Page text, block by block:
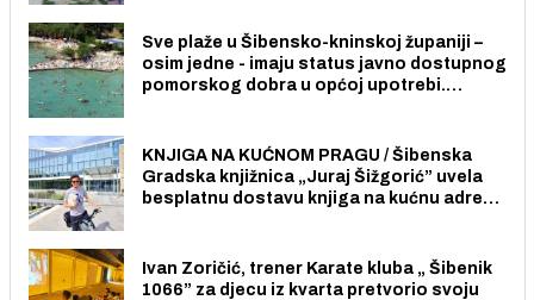
Sve plaže u Šibensko-kninskoj županiji –
osim jedne - imaju status javno dostupnog
pomorskog dobra u općoj upotrebi.
KNJIGA NA KUĆNOM PRAGU / Šibenska
Gradska knjižnica „Juraj Šižgorić” uvela
besplatnu dostavu knjiga na kućnu adresu
Ivan Zoričić, trener Karate kluba „ Šibenik
1066” za djecu iz kvarta pretvorio svoju